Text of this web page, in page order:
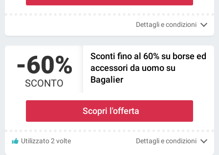
Dettagli e condizioni
-60%
SCONTO
Sconti fino al 60% su borse ed
accessori da uomo su
Bagalier
Scopri l'offerta
Utilizzato 2 volte Dettagli e condizioni